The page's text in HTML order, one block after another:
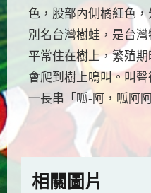
色，股部內側橘紅色
別名台灣樹蛙，是台
平常住在樹上，繁殖
會爬到樹上鳴叫。叫
一長串「呱-阿，呱阿
相關圖片